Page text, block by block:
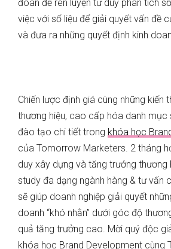
đoàn để rèn luyện tư duy phân tích
việc với số liệu để giải quyết vấn đề
và đưa ra những quyết định kinh
Chiến lược định giá cùng những kiến
thương hiệu, cao cấp hóa danh mục
đào tạo chi tiết trong khóa học
của Tomorrow Marketers. 2 tháng
duy xây dựng và tăng trưởng thương
study đa dạng ngành hàng & tư vấn
sẽ giúp doanh nghiệp giải quyết
doanh “khó nhằn” dưới góc độ
quả tăng trưởng cao. Mời quý độc
khóa học Brand Development cùng